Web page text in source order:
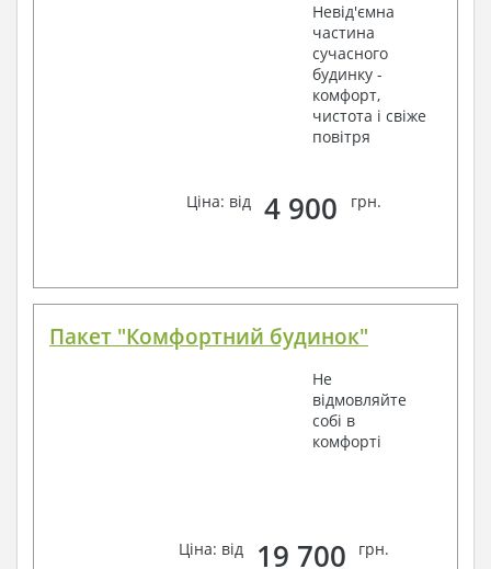
Невід'ємна
частина
сучасного
будинку -
комфорт,
чистота і свіже
повітря
Ціна: від 4 900 грн.
Пакет "Комфортний будинок"
Не
відмовляйте
собі в
комфорті
Ціна: від 19 700 грн.